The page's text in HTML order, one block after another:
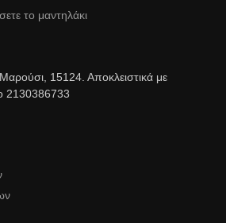
το μαντηλάκι
15124. Αποκλειστικά με
2130386733